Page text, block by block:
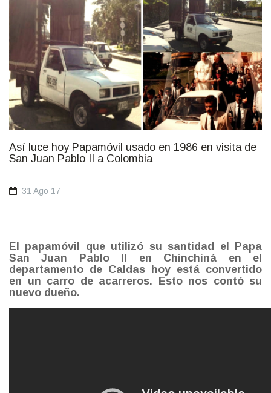
papamovil_1986_si.jpg
Así luce hoy Papamóvil usado en 1986 en visita de
San Juan Pablo II a Colombia
31 Ago 17
El papamóvil que utilizó su santidad el Papa
San Juan Pablo II en Chinchiná en el
departamento de Caldas hoy está convertido
en un carro de acarreros. Esto nos contó su
nuevo dueño.